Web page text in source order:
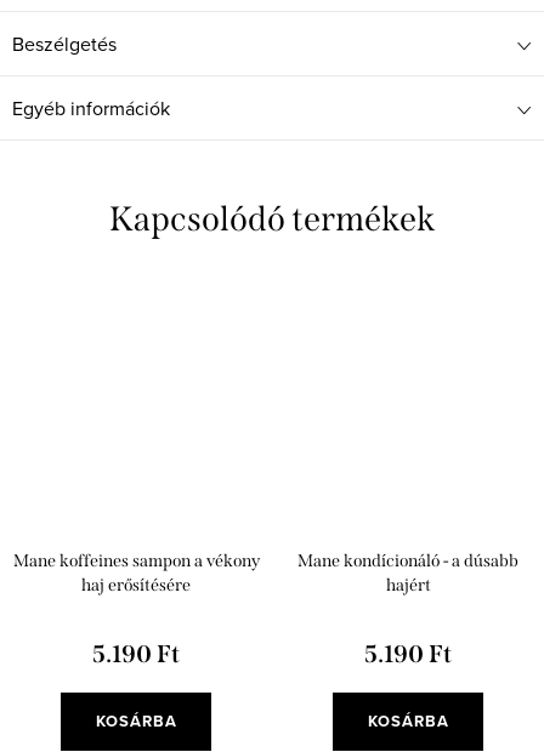
Beszélgetés
Egyéb információk
Kapcsolódó termékek
Mane koffeines sampon a vékony
haj erősítésére
5.190 Ft
KOSÁRBA
Mane kondícionáló - a dúsabb
hajért
5.190 Ft
KOSÁRBA